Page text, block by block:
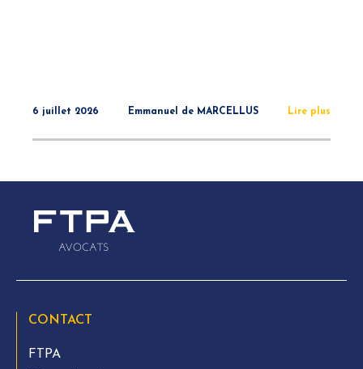
6 juillet 2026 Emmanuel de MARCELLUS Lire plus
CONTACT
FTPA